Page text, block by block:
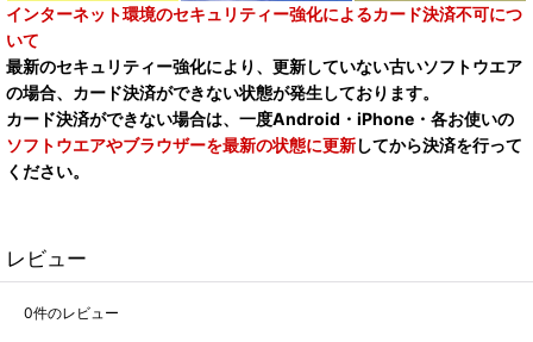
インターネット環境のセキュリティー強化によるカード決済不可につ
いて
最新のセキュリティー強化により、更新していない古いソフトウエア
の場合、カード決済ができない状態が発生しております。
カード決済ができない場合は、一度Android・iPhone・各お使いの
ソフトウエアやブラウザーを最新の状態に更新してから決済を行って
ください。
レビュー
0件のレビュー